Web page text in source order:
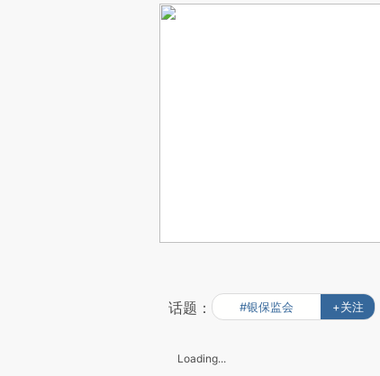
话题： #银保监会 +关注
Loading...